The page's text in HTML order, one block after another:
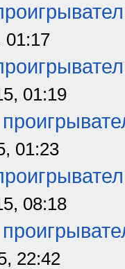
01:17
01:19
01:23
08:18
22:42